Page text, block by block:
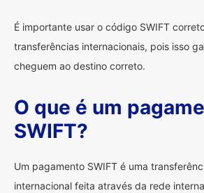
É importante usar o código SWIFT
transferências internacionais, pois isso
cheguem ao destino correto.
O que é um
SWIFT?
Um pagamento SWIFT é uma
internacional feita através da rede